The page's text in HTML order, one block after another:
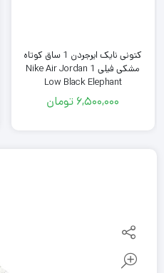
کتونی نایک ایرجردن 1 ساق کوتاه
مشکی فیلی Nike Air Jordan 1
Low Black Elephant
6,500,000 تومان